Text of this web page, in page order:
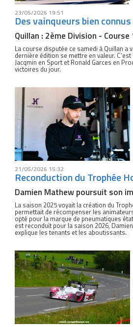
23/05/2026 19:51
Des vainqueurs bien connus
Quillan : 2ème Division - Course
La course disputée ce samedi à Quillan a
dernière édition se mettre en valeur.
Jacqmin en Sport et Ronald Garces en
victoires du jour.
21/05/2026 15:32
Reconduction du Trophée
Damien Mathew poursuit son
La saison 2025 voyait la création du
permettait de récompenser les
opté pour la marque de pneumatiques
est reconduit pour la saison 2026,
explique les tenants et les aboutissants.